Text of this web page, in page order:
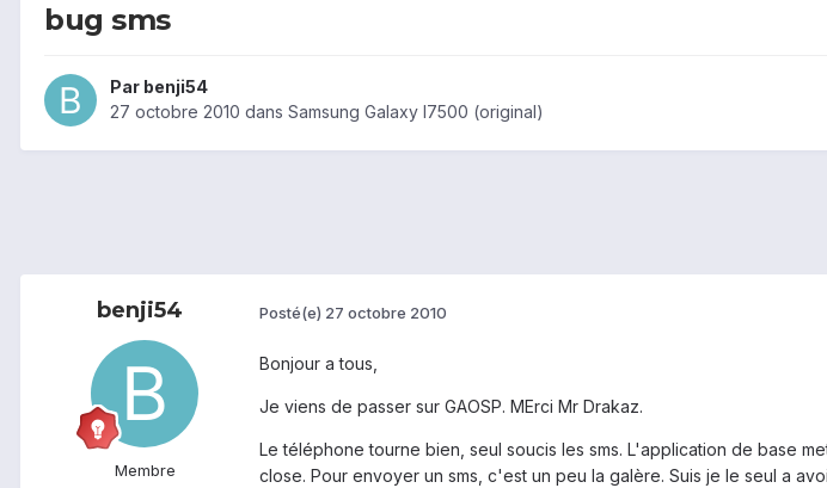
bug sms
Par benji54
27 octobre 2010 dans Samsung Galaxy I7500 (original)
benji54
Membre
Posté(e) 27 octobre 2010
Bonjour a tous,
Je viens de passer sur GAOSP. MErci Mr Drakaz.
Le téléphone tourne bien, seul soucis les sms. L'application de base
close. Pour envoyer un sms, c'est un peu la galère. Suis je le seul a